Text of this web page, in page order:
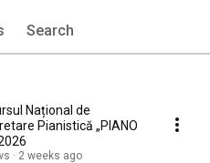
Search
Național de
Pianistică „PIANO
2 weeks ago